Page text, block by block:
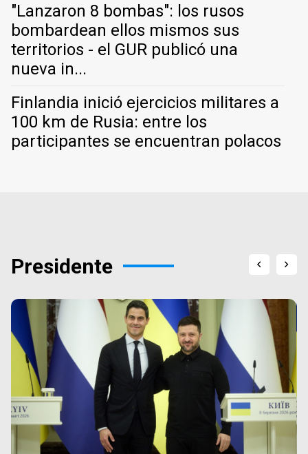
"Lanzaron 8 bombas": los rusos
bombardean ellos mismos sus
territorios - el GUR publicó una
nueva in...
Finlandia inició ejercicios militares a
100 km de Rusia: entre los
participantes se encuentran polacos
Presidente